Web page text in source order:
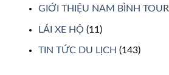
GIỚI THIỆU NAM BÌNH TOUR
LÁI XE HỘ (11)
TIN TỨC DU LỊCH (143)